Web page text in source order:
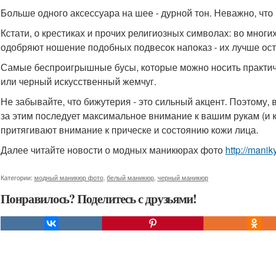
Больше одного аксессуара на шее - дурной тон. Неважно,
Кстати, о крестиках и прочих религиозных символах: во
одобряют ношение подобных подвесок напоказ - их лучше
Самые беспроигрышные бусы, которые можно носить
или черный искусственный жемчуг.
Не забывайте, что бижутерия - это сильный акцент. Поэтому,
за этим последует максимальное внимание к вашим рукам (и
притягивают внимание к прическе и состоянию кожи лица.
Далее читайте новости о модных маникюрах фото http://
Категории: модный маникюр фото белый маникюр черный маникюр
Понравилось? Поделитесь с друзьями!